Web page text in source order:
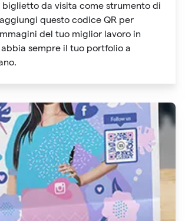
biglietto da visita come strumento di
questo codice QR per
del tuo miglior lavoro in
sempre il tuo portfolio a